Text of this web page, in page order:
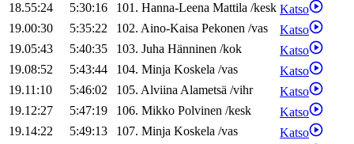
18.55:24
5:30:16 101. Hanna-Leena Mattila /kesk Katso
19.00:30
5:35:22 102. Aino-Kaisa Pekonen /vas
Katso
19.05:43
5:40:35 103. Juha Hänninen /kok
Katso
19.08:52
5:43:44 104. Minja Koskela /vas
Katso
19.11:10
5:46:02 105. AlviinaAlametsä /vihr
Katso
19.12:27
5:47:19 106. Mikko Polvinen /kesk
Katso
19.14:22
5:49:13 107. Minja Koskela /vas
Katso